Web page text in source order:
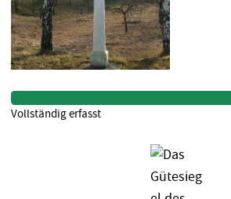
Vollständig erfasst